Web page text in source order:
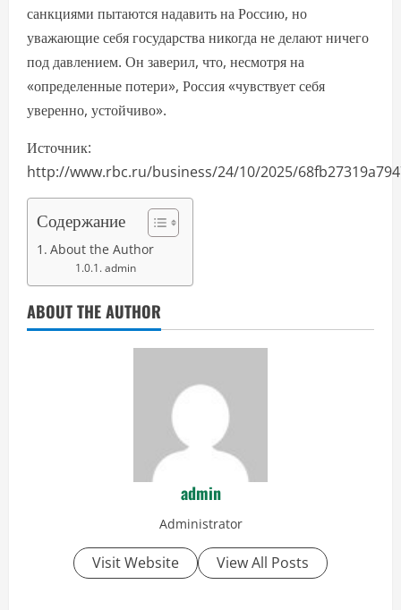
санкциями пытаются надавить на Россию, но
уважающие себя государства никогда не делают ничего
под давлением. Он заверил, что, несмотря на
«определенные потери», Россия «чувствует себя
уверенно, устойчиво».
Источник:
http://www.rbc.ru/business/24/10/2025/
Содержание
About the Author
admin
ABOUT THE AUTHOR
admin
Administrator
Visit Website View All Posts